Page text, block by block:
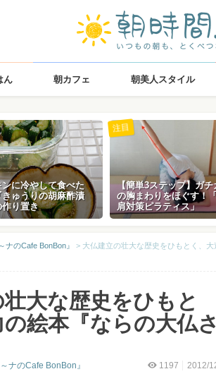
ん 朝カフェ 朝美人スタイル
ンに冷やして食べた
きゅうりの胡麻酢漬
作り置き
【簡単3ステップ】ガチ
の胸まわりをほぐす！
肩対策ピラティス」
注目
のCafe BonBon』 > 大仏建立の壮大な歴史をひもとく、大
大な歴史をひもと
の絵本『ならの大仏さ
1197 2012/
ナのCafe BonBon』